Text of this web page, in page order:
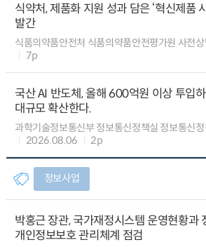
식약처, 제품화 지원 성과 담은 ‘혁신제품
발간
식품의약품안전처 식품의약품안전평가원 사전
7p
국산 AI 반도체, 올해 600억원 이상 투입
대규모 확산한다.
과학기술정보통신부 정보통신정책실 정보통신
2026.08.06
2p
정보사업
박홍근 장관, 국가재정시스템 운영현황과
개인정보보호 관리체계 점검